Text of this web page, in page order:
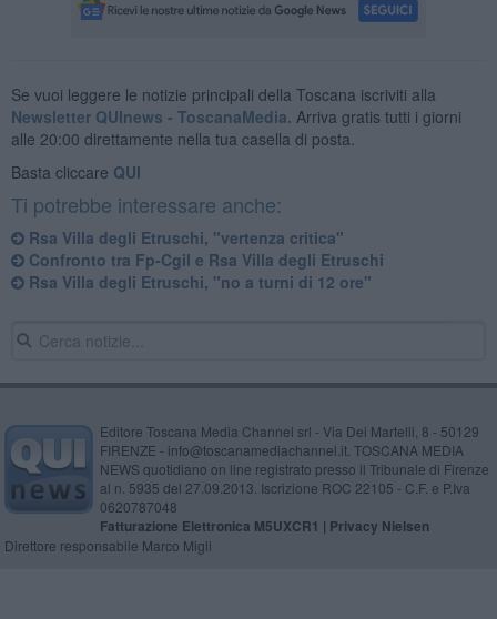
Se vuoi leggere le notizie principali della Toscana iscriviti alla
Newsletter QUInews - ToscanaMedia. Arriva gratis tutti i giorni
alle 20:00 direttamente nella tua casella di posta.
Basta cliccare QUI
Ti potrebbe interessare anche:
Rsa Villa degli Etruschi, "vertenza critica"
Confronto tra Fp-Cgil e Rsa Villa degli Etruschi
Rsa Villa degli Etruschi, "no a turni di 12 ore"
Editore Toscana Media Channel srl - Via Dei Martelli, 8 - 50129
FIRENZE - info@toscanamediachannel.it. TOSCANA MEDIA
NEWS quotidiano on line registrato presso il Tribunale di Firenze
al n. 5935 del 27.09.2013. Iscrizione ROC 22105 - C.F. e P.Iva
0620787048
Fatturazione Elettronica M5UXCR1 | Privacy Nielsen
Direttore responsabile Marco Migli